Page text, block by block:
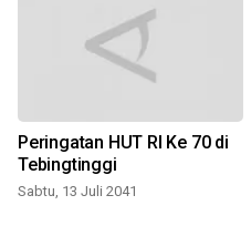
Peringatan HUT RI Ke 70 di
Tebingtinggi
Sabtu, 13 Juli 2041